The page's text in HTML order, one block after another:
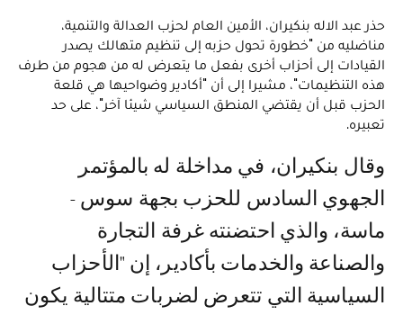
حذر عبد الاله بنكيران، الأمين العام لحزب العدالة والتنمية،
مناضليه من "خطورة تحول حزبه إلى تنظيم متهالك يصدر
القيادات إلى أحزاب أخرى بفعل ما يتعرض له من هجوم من طرف
هذه التنظيمات"، مشيرا إلى أن "أكادير وضواحيها هي قلعة
الحزب قبل أن يقتضي المنطق السياسي شيئا آخر"، على حد
تعبيره.
وقال بنكيران، في مداخلة له بالمؤتمر
الجهوي السادس للحزب بجهة سوس -
ماسة، والذي احتضنته غرفة التجارة
والصناعة والخدمات بأكادير، إن "الأحزاب
السياسية التي تتعرض لضربات متتالية يكون